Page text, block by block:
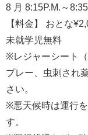
8 月 8:15P.M.～
【料金】 おとな
未就学児無料
※レジャーシート
プレー、虫刺され
さい。
※悪天候時は運行
す。